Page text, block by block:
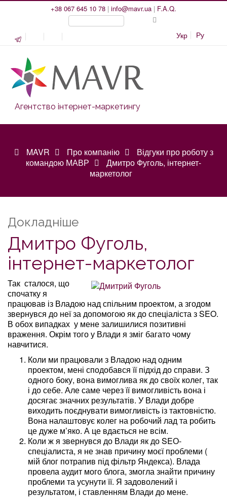
+38 067 645 10 78 | info@mavr.ua | F.A.Q.
Укр Ру
Агентство інтернет-маркетингу
MAVR Про компанію
Відгуки про роботу з
командою МАВР
Дмитро Фуголь, інтернет-
маркетолог
Докладніше
Дмитро Фуголь,
інтернет-маркетолог
Так сталося, що
спочатку я
працював із Владою над спільним проектом, а згодом
звернувся до неї за допомогою як до спеціаліста з SEO.
В обох випадках у мене залишилися позитивні
враження. Окрім того у Влади я зміг багато чому
навчитися.
Коли ми працювали з Владою над одним
проектом, мені сподобався її підхід до справи. З
одного боку, вона вимоглива як до своїх колег, так
і до себе. Але саме через її вимогливість вона і
досягає значних результатів. У Влади добре
виходить поєднувати вимогливість із тактовністю.
Вона налаштовує колег на робочий лад та робить
це дуже м’яко. А це вдається не всім.
Коли ж я звернувся до Влади як до SEО-
спеціалиста, я не знав причину моєї проблеми (
мій блог потрапив під фільтр Яндекса). Влада
провела аудит мого блога, змогла знайти причину
проблеми та усунути її. Я задоволений і
результатом, і ставленням Влади до мене.